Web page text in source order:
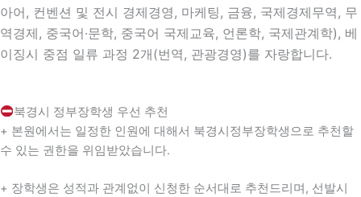
아어, 컨벤션 및 전시 경제경영, 마케팅, 금융, 국제경제무역, 무
역경제, 중국어·문학, 중국어 국제교육, 언론학, 국제관계학), 베
이징시 중점 일류 과정 2개(번역, 관광경영)를 자랑합니다.
북경시 정부장학생 우선 추천
+ 본원에서는 일정한 인원에 대해서 북경시정부장학생으로 추천할
수 있는 권한을 위임받았습니다.
+ 장학생은 성적과 관계없이 신청한 순서대로 추천드리며, 선발시